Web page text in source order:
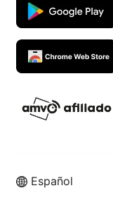
Español